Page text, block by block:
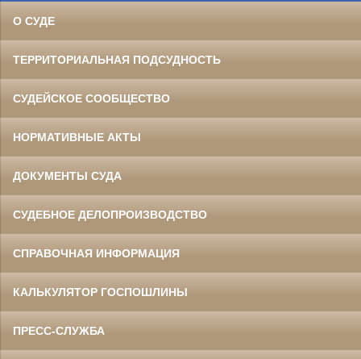
О СУДЕ
ТЕРРИТОРИАЛЬНАЯ ПОДСУДНОСТЬ
СУДЕЙСКОЕ СООБЩЕСТВО
НОРМАТИВНЫЕ АКТЫ
ДОКУМЕНТЫ СУДА
СУДЕБНОЕ ДЕЛОПРОИЗВОДСТВО
СПРАВОЧНАЯ ИНФОРМАЦИЯ
КАЛЬКУЛЯТОР ГОСПОШЛИНЫ
ПРЕСС-СЛУЖБА